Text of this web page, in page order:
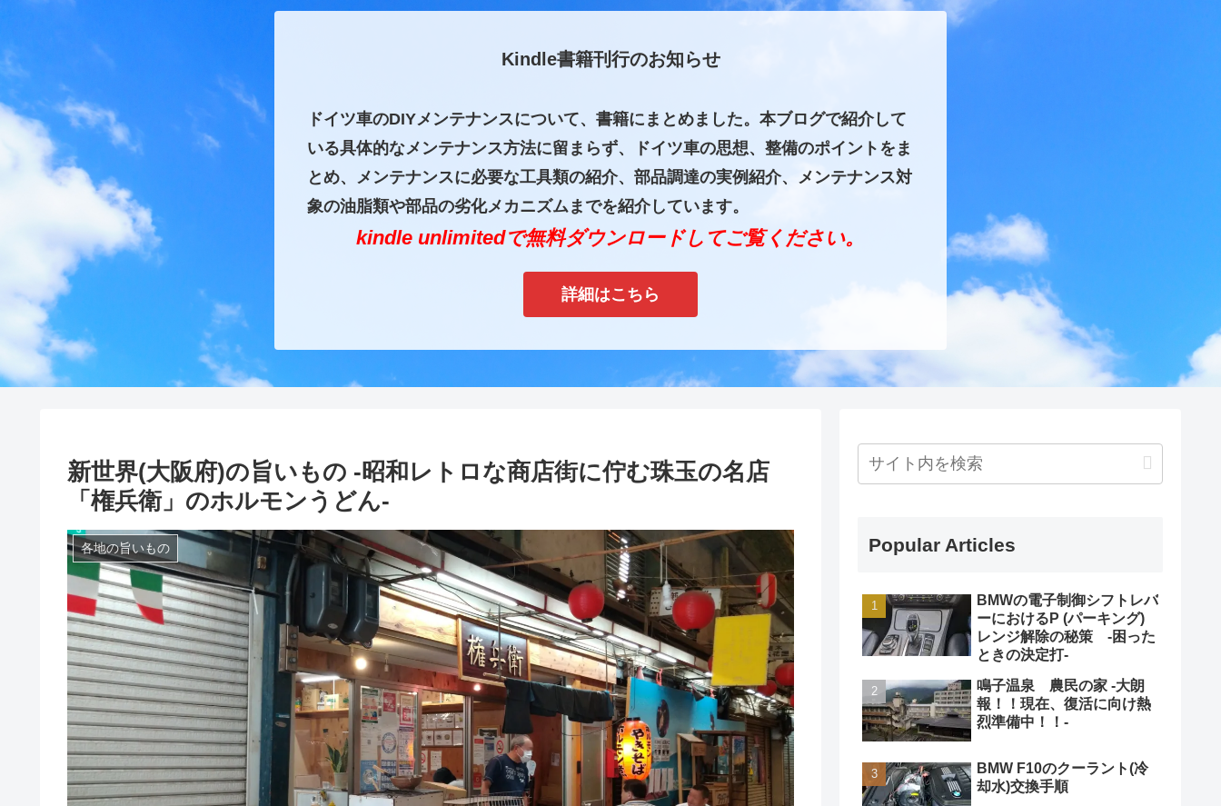
Kindle書籍刊行のお知らせ
ドイツ車のDIYメンテナンスについて、書籍にまとめました。本ブログで紹介して
いる具体的なメンテナンス方法に留まらず、ドイツ車の思想、整備のポイントをま
とめ、メンテナンスに必要な工具類の紹介、部品調達の実例紹介、メンテナンス対
象の油脂類や部品の劣化メカニズムまでを紹介しています。
kindle unlimitedで無料ダウンロードしてご覧ください。
詳細はこちら
新世界(大阪府)の旨いもの -昭和レトロな商店街に佇む珠玉の名店
「権兵衛」のホルモンうどん-
各地の旨いもの Popular Articles
BMWの電子制御シフトレバ
ーにおけるP (パーキング)
レンジ解除の秘策 -困った
ときの決定打-
鳴子温泉 農民の家 -大朗
報！！現在、復活に向け熱
烈準備中！！-
BMW F10のクーラント(冷
却水)交換手順